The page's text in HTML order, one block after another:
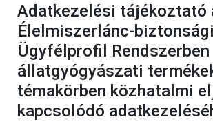
Adatkezelési tájékoztató
Élelmiszerlánc-
Ügyfélprofil Rendszerben
állatgyógyászati
témakörben közhatalmi
kapcsolódó